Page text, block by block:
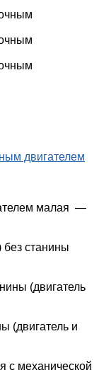
двигателем
малая —
станины
(двигатель
(двигатель и
с механической